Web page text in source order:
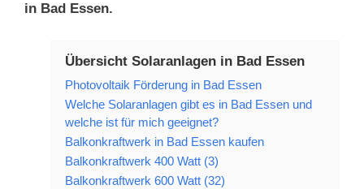
in Bad Essen.
Übersicht Solaranlagen in Bad Essen
Photovoltaik Förderung in Bad Essen
Welche Solaranlagen gibt es in Bad Essen und
welche ist für mich geeignet?
Balkonkraftwerk in Bad Essen kaufen
Balkonkraftwerk 400 Watt (3)
Balkonkraftwerk 600 Watt (32)